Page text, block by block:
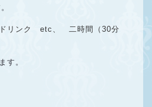
リンク etc、 二時間（30分
す。